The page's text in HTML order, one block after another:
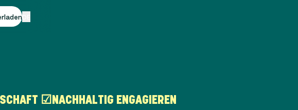
☑NACHHALTIG ENGAGIEREN